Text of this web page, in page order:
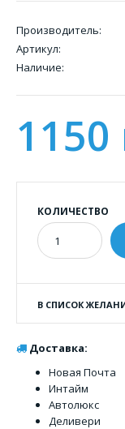
Производитель:
Артикул:
Наличие:
1150
КОЛИЧЕСТВО
В СПИСОК
Доставка:
Новая Почта
Интайм
Автолюкс
Деливери